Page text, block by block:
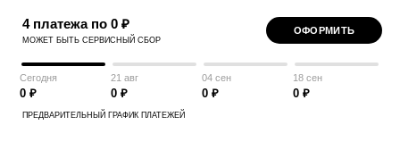
4 платежа по 0 ₽
МОЖЕТ БЫТЬ СЕРВИСНЫЙ СБОР
ОФОРМИТЬ
Сегодня
0 ₽
21 авг
0 ₽
04 сен
0 ₽
18 сен
0 ₽
ПРЕДВАРИТЕЛЬНЫЙ ГРАФИК ПЛАТЕЖЕЙ